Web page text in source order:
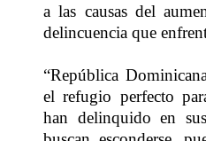
a las causas del
delincuencia que
“República
el refugio perfecto
han delinquido en